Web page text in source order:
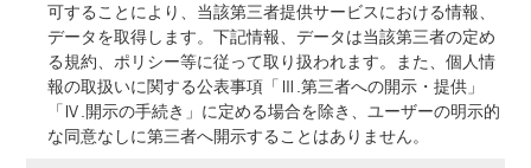
可することにより、当該第三者提供サービスにおける情報、
データを取得します。下記情報、データは当該第三者の定め
る規約、ポリシー等に従って取り扱われます。また、個人情
報の取扱いに関する公表事項「Ⅲ.第三者への開示・提供」
「Ⅳ.開示の手続き」に定める場合を除き、ユーザーの明示的
な同意なしに第三者へ開示することはありません。